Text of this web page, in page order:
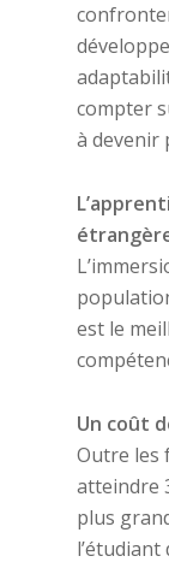
compter
à devenir
est le
Un coût
Outre les
atteindre
plus